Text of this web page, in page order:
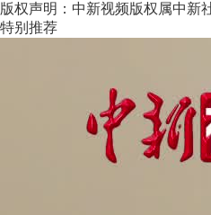
版权声明：中新视频版权属中新
特别推荐